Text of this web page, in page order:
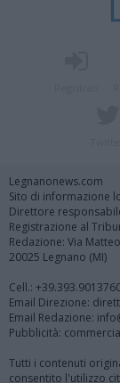
Legnanonews.com
Sito di informazione
Direttore
Registrazione al
Redazione: Via
20025 Legnano (MI)
Cell.:
Email Direzione:
Email Redazione:
Pubblicità:
Tutti i contenuti
consentito l'utilizzo